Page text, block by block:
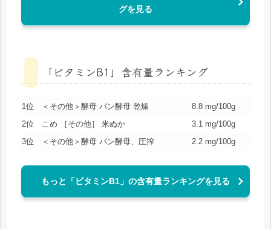
グを見る
「ビタミンB1」含有量ランキング
1位 ＜その他＞酵母 パン酵母 乾燥
8.8 mg/100g
2位
こめ ［その他］ 米ぬか
3.1 mg/100g
3位
＜その他＞酵母 パン酵母、圧搾 2.2 mg/100g
もっと「ビタミンB1」の含有量ランキングを見る